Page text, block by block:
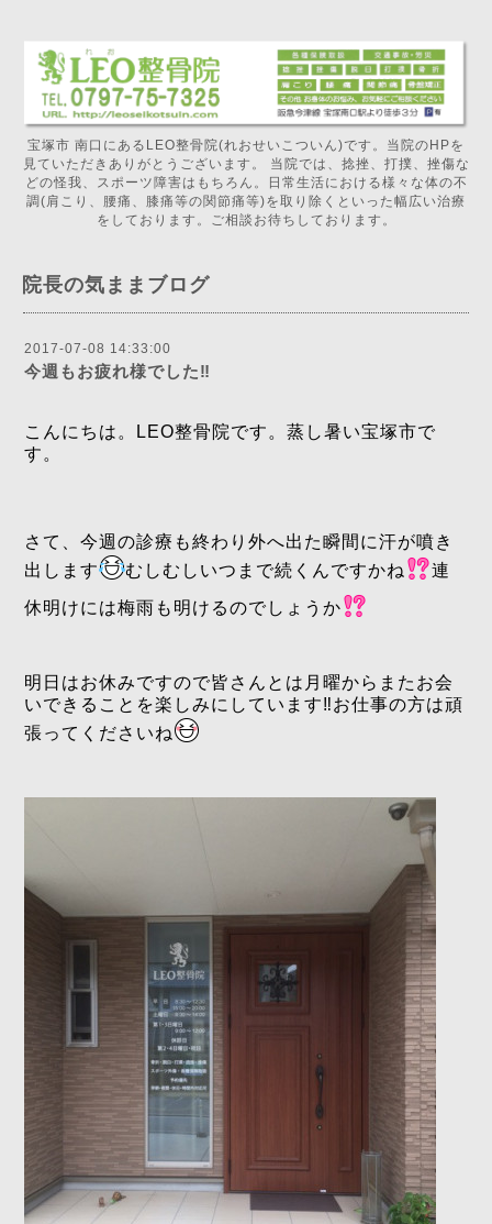
宝塚市 南口にあるLEO整骨院(れおせいこついん)です。当院のHPを
見ていただきありがとうございます。 当院では、捻挫、打撲、挫傷な
どの怪我、スポーツ障害はもちろん。日常生活における様々な体の不
調(肩こり、腰痛、膝痛等の関節痛等)を取り除くといった幅広い治療
をしております。ご相談お待ちしております。
院長の気ままブログ
2017-07-08 14:33:00
今週もお疲れ様でした‼️
こんにちは。LEO整骨院です。蒸し暑い宝塚市で
す。
さて、今週の診療も終わり外へ出た瞬間に汗が噴き
出します
むしむしいつまで続くんですかね
連
休明けには梅雨も明けるのでしょうか
明日はお休みですので皆さんとは月曜からまたお会
いできることを楽しみにしています‼️お仕事の方は頑
張ってくださいね